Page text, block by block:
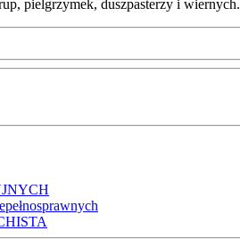
pielgrzymek, duszpasterzy i wiernych.